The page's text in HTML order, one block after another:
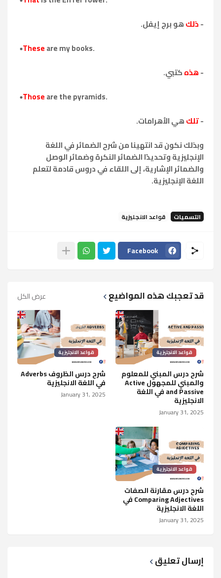
-ذلكهو برج إيفل.
Theseare my books.
-هذهكتبي.
Thoseare the pyramids.
-تلكهي الأهرامات.
وبذلك نكون قد انتهينا من شرح الضمائر في اللغة
الإنجليزية وتحديدًا الضمائر النكرة وضمائر الوصل
والضمائر الإشارية، إلى اللقاء في دروس قادمة لتعلم
اللغة الإنجليزية.
التسميات قواعد الانجليزية
Facebook
قد تعجبك هذه المواضيع عرض الكل
قواعد الانجليزية
شرح درس المبني للمعلوم
والمبني للمجهول Active
and Passive في اللغة
الانجليزية
January 31, 2025
قواعد الانجليزية
شرح درس الظروف Adverbs
في اللغة الانجليزية
January 31, 2025
قواعد الانجليزية
شرح درس مقارنة الصفات
Comparing Adjectives في
اللغة الانجليزية
January 31, 2025
إرسال تعليق